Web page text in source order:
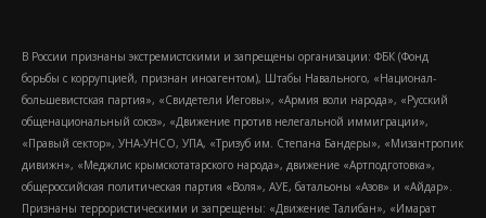
В России признаны экстремистскими и запрещены организации: ФБК (Фонд
борьбы с коррупцией, признан иноагентом), Штабы Навального, «Национал-
большевистская партия», «Свидетели Иеговы», «Армия воли народа», «Русский
общенациональный союз», «Движение против нелегальной иммиграции»,
«Правый сектор», УНА-УНСО, УПА, «Тризуб им. Степана Бандеры», «Мизантропик
дивижн», «Меджлис крымскотатарского народа», движение «Артподготовка»,
общероссийская политическая партия «Воля», АУЕ, батальоны «Азов» и «Айдар».
Признаны террористическими и запрещены: «Движение Талибан», «Имарат